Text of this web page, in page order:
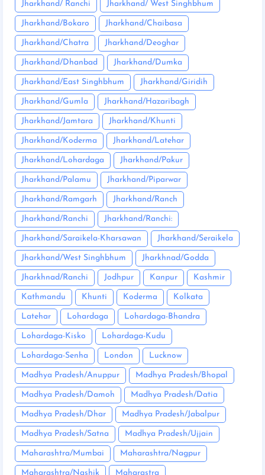
Jharkhand/ Ranchi Jharkhand/ West Singhbhum
Jharkhand/Bokaro Jharkhand/Chaibasa
Jharkhand/Chatra Jharkhand/Deoghar
Jharkhand/Dhanbad Jharkhand/Dumka
Jharkhand/East Singhbhum Jharkhand/Giridih
Jharkhand/Gumla Jharkhand/Hazaribagh
Jharkhand/Jamtara Jharkhand/Khunti
Jharkhand/Koderma Jharkhand/Latehar
Jharkhand/Lohardaga Jharkhand/Pakur
Jharkhand/Palamu Jharkhand/Piparwar
Jharkhand/Ramgarh Jharkhand/Ranch
Jharkhand/Ranchi Jharkhand/Ranchi:
Jharkhand/Saraikela-Kharsawan Jharkhand/Seraikela
Jharkhand/West Singhbhum Jharkhnad/Godda
Jharkhnad/Ranchi Jodhpur Kanpur Kashmir
Kathmandu Khunti Koderma Kolkata
Latehar Lohardaga Lohardaga-Bhandra
Lohardaga-Kisko Lohardaga-Kudu
Lohardaga-Senha London Lucknow
Madhya Pradesh/Anuppur Madhya Pradesh/Bhopal
Madhya Pradesh/Damoh Madhya Pradesh/Datia
Madhya Pradesh/Dhar Madhya Pradesh/Jabalpur
Madhya Pradesh/Satna Madhya Pradesh/Ujjain
Maharashtra/Mumbai Maharashtra/Nagpur
Maharashtra/Nashik Maharastra